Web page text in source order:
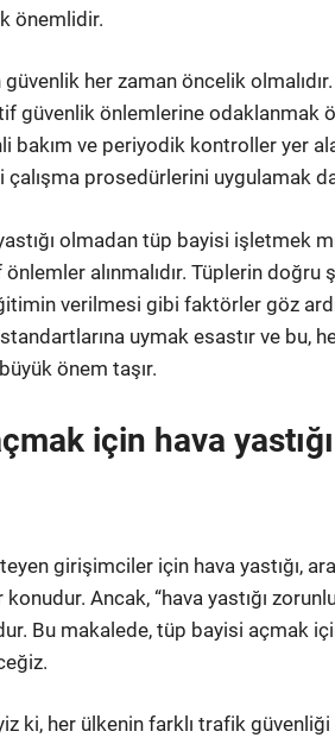
önemlidir.
her zaman öncelik olmalıdır.
güvenlik önlemlerine odaklanmak
bakım ve periyodik kontroller yer
çalışma prosedürlerini uygulamak
olmadan tüp bayisi işletmek
alınmalıdır. Tüplerin doğru
verilmesi gibi faktörler göz
uymak esastır ve bu,
önem taşır.
için hava
girişimciler için hava yastığı,
konudur. Ancak, “hava yastığı
Bu makalede, tüp bayisi açmak
ki, her ülkenin farklı trafik güvenliği